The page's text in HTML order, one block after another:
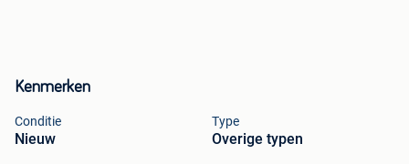
Kenmerken
Conditie
Nieuw
Type
Overige typen